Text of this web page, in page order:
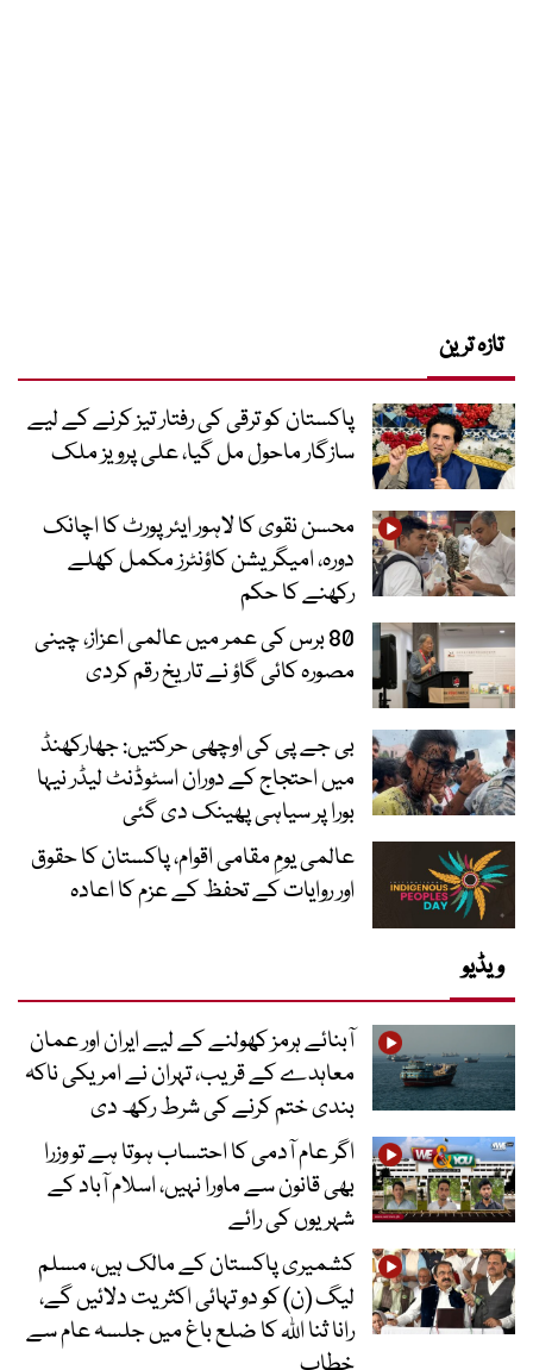
تازہ ترین
پاکستان کو ترقی کی رفتار تیز کرنے کے لیے
سازگار ماحول مل گیا، علی پرویز ملک
محسن نقوی کا لاہور ایئرپورٹ کا اچانک
دورہ، امیگریشن کاؤنٹرز مکمل کھلے
رکھنے کا حکم
80 برس کی عمر میں عالمی اعزاز، چینی
مصورہ کائی گاؤ نے تاریخ رقم کردی
بی جے پی کی اوچھی حرکتیں: جھارکھنڈ
میں احتجاج کے دوران اسٹوڈنٹ لیڈر نیہا
بورا پر سیاہی پھینک دی گئی
عالمی یومِ مقامی اقوام، پاکستان کا حقوق
اور روایات کے تحفظ کے عزم کا اعادہ
ویڈیو
آبنائے ہرمز کھولنے کے لیے ایران اور عمان
معاہدے کے قریب، تہران نے امریکی ناکہ
بندی ختم کرنے کی شرط رکھ دی
اگر عام آدمی کا احتساب ہوتا ہے تو وزرا
بھی قانون سے ماورا نہیں، اسلام آباد کے
شہریوں کی رائے
کشمیری پاکستان کے مالک ہیں، مسلم
لیگ (ن) کو دو تہائی اکثریت دلائیں گے،
رانا ثنا اللہ کا ضلع باغ میں جلسہ عام سے